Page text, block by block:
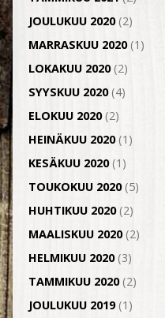
JOULUKUU 2020(2)
MARRASKUU 2020(1)
LOKAKUU 2020(2)
SYYSKUU 2020(4)
ELOKUU 2020(2)
HEINÄKUU 2020(1)
KESÄKUU 2020(1)
TOUKOKUU 2020(5)
HUHTIKUU 2020(2)
MAALISKUU 2020(2)
HELMIKUU 2020(3)
TAMMIKUU 2020(2)
JOULUKUU 2019(1)